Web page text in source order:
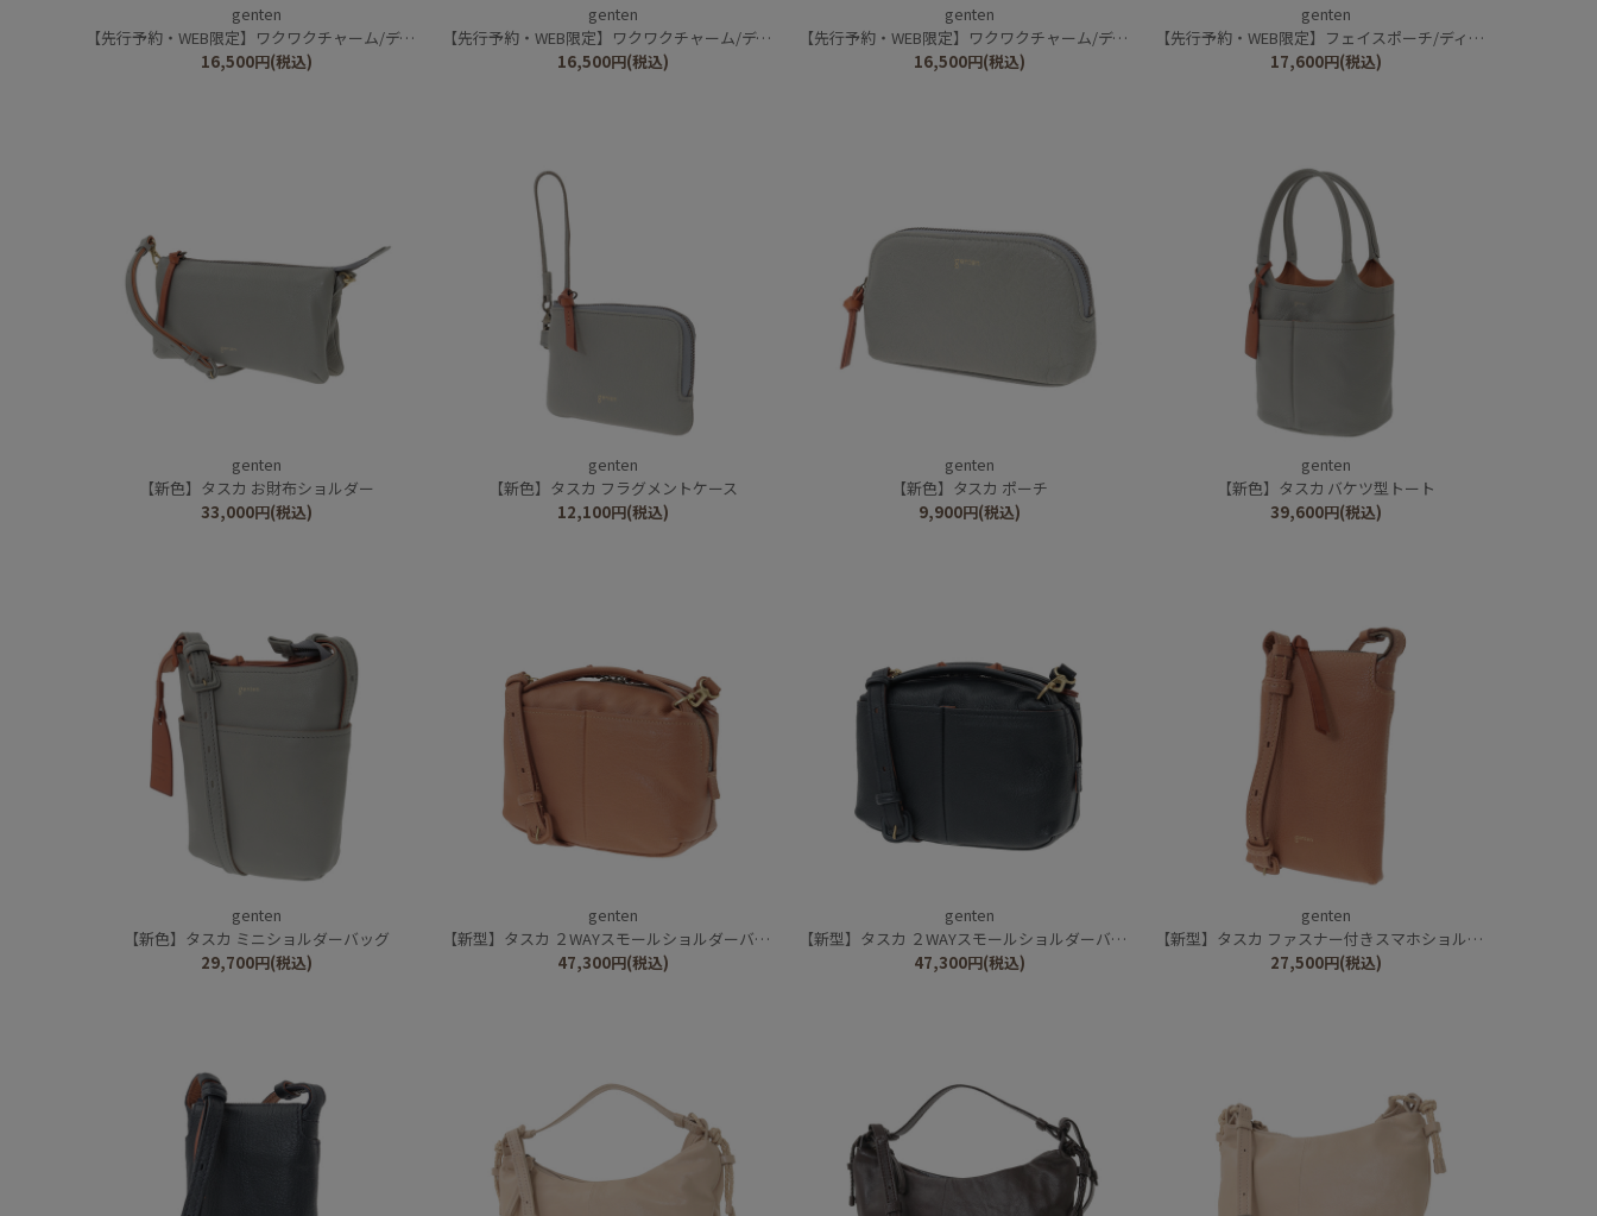
genten
【先行予約・WEB限定】ワクワクチャーム/ディズニーキャラクター/くまのプーさん
16,500円(税込)
genten
【先行予約・WEB限定】ワクワクチャーム/ディズニーキャラクター/くまのプーさん ハニーポット
16,500円(税込)
genten
【先行予約・WEB限定】ワクワクチャーム/ディズニーキャラクター/ピグレット
16,500円(税込)
genten
【先行予約・WEB限定】フェイスポーチ/ディズニーキャラクター/くまのプーさん
17,600円(税込)
genten
【新色】タスカ お財布ショルダー
33,000円(税込)
genten
【新色】タスカ フラグメントケース
12,100円(税込)
genten
【新色】タスカ ポーチ
9,900円(税込)
genten
【新色】タスカ バケツ型トート
39,600円(税込)
genten
【新色】タスカ ミニショルダーバッグ
29,700円(税込)
genten
【新型】タスカ ２WAYスモールショルダーバッグ
47,300円(税込)
genten
【新型】タスカ ２WAYスモールショルダーバッグ
47,300円(税込)
genten
【新型】タスカ ファスナー付きスマホショルダー
27,500円(税込)